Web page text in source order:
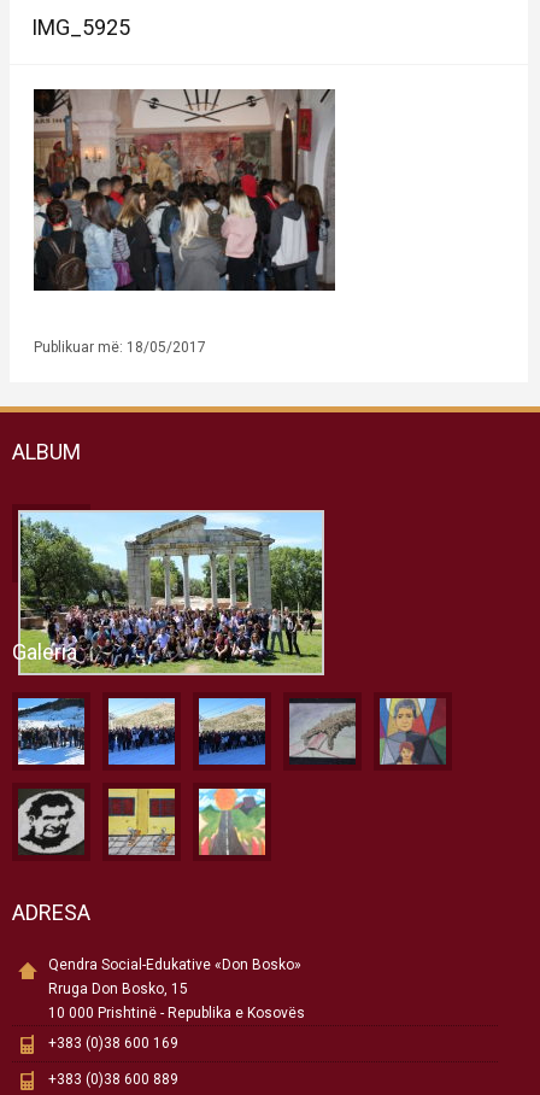
IMG_5925
Publikuar më: 18/05/2017
ALBUM
Galeria
ADRESA
Qendra Social-Edukative «Don Bosko»
Rruga Don Bosko, 15
10 000 Prishtinë - Republika e Kosovës
+383 (0)38 600 169
+383 (0)38 600 889